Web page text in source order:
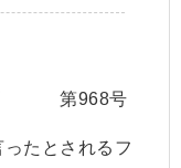
育 第968号
たとされるフ